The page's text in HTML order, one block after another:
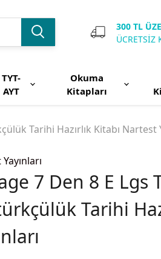
300 TL
ÜCRETSİZ
TYT-
AYT
Okuma
Kitapları
Tarihi Hazırlık Kitabı Nartest
7 Den 8 E Lgs
Tarihi